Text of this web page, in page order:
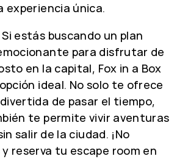
experiencia única.
Si estás buscando un plan
para disfrutar de
en la capital, Fox in a Box
ideal. No solo te ofrece
de pasar el tiempo,
te permite vivir aventuras
salir de la ciudad. ¡No
y reserva tu escape room en